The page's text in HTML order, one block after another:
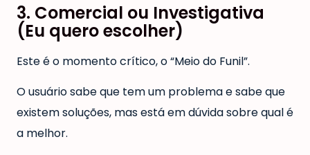
3. Comercial ou Investigativa
(Eu quero escolher)
Este é o momento crítico, o “Meio do Funil”.
O usuário sabe que tem um problema e sabe que
existem soluções, mas está em dúvida sobre qual é
a melhor.